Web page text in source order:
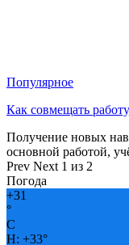
Популярное
Как совмещать
Получение новых
основной работой,
Prev Next 1 из 2
Погода
+31
°
C
H: +33°